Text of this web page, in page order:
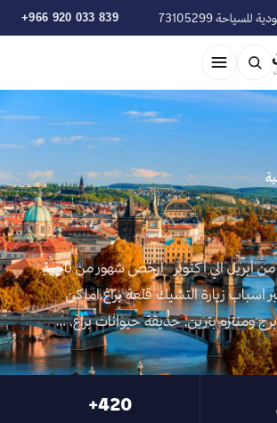
73105299
+966 920 033 839
أبريل الي أكتوبر ارخص شهور من ناحية
اسباب زيارة التشيك قلعة براغ,اماكن
ومنتزه بترين, حديقة حيوانات براغ, …
420+